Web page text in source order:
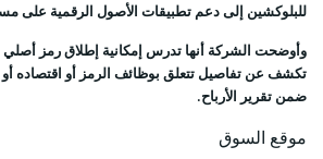
للبلوكشين إلى دعم تطبيقات الأصول الرقمية على
تكشف عن تفاصيل تتعلق بوظائف الرمز أو اقتصاده أو
ضمن تقرير الأرباح.
موقع السوق